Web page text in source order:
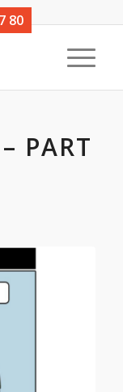
80
PART